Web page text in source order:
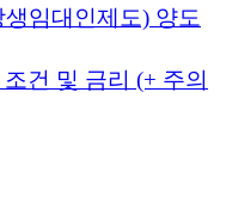
임대인제도) 양도
건 및 금리 (+ 주의